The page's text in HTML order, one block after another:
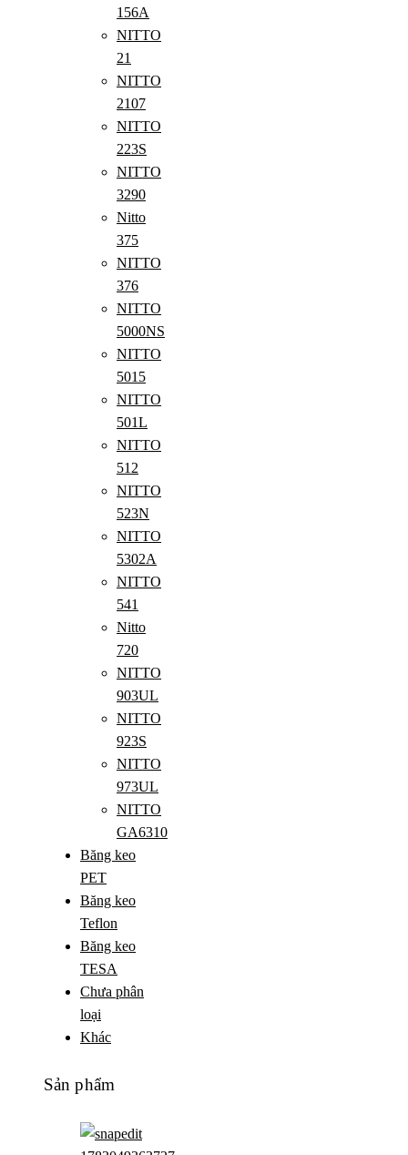
156A
NITTO
21
NITTO
2107
NITTO
223S
NITTO
3290
Nitto
375
NITTO
376
NITTO
5000NS
NITTO
5015
NITTO
501L
NITTO
512
NITTO
523N
NITTO
5302A
NITTO
541
Nitto
720
NITTO
903UL
NITTO
923S
NITTO
973UL
NITTO
GA6310
Băng keo
PET
Băng keo
Teflon
Băng keo
TESA
Chưa phân
loại
Khác
Sản phẩm